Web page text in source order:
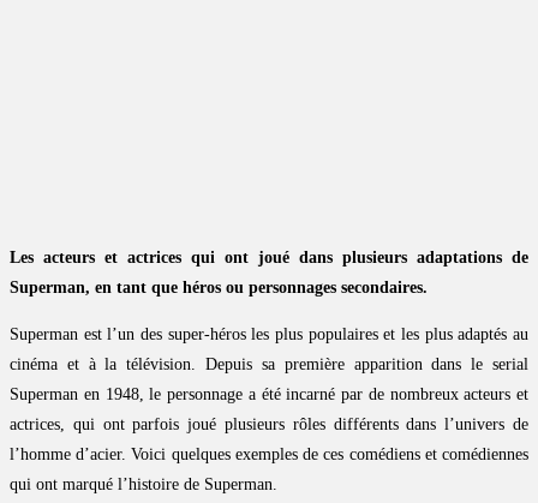
Les acteurs et actrices qui ont joué dans plusieurs adaptations de
Superman, en tant que héros ou personnages secondaires.
Superman est l’un des super-héros les plus populaires et les plus adaptés au
cinéma et à la télévision. Depuis sa première apparition dans le serial
Superman en 1948, le personnage a été incarné par de nombreux acteurs et
actrices, qui ont parfois joué plusieurs rôles différents dans l’univers de
l’homme d’acier. Voici quelques exemples de ces comédiens et comédiennes
qui ont marqué l’histoire de Superman.